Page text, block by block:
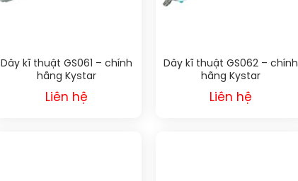
Dây kĩ thuật GS061 – chính
hãng Kystar
Liên hệ
Dây kĩ thuật GS062 – chính
hãng Kystar
Liên hệ